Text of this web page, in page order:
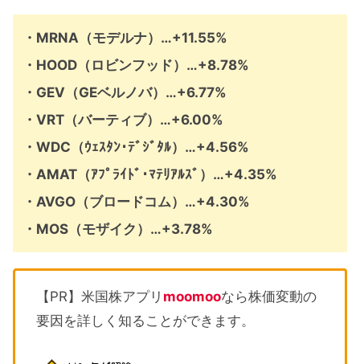
・MRNA（モデルナ）…+11.55%
・HOOD（ロビンフッド）…+8.78%
・GEV（GEベルノバ）…+6.77%
・VRT（バーティブ）…+6.00%
・WDC（ｳｪｽﾀﾝ･ﾃﾞｼﾞﾀﾙ）…+4.56%
・AMAT（ｱﾌﾟﾗｲﾄﾞ･ﾏﾃﾘｱﾙｽﾞ）…+4.35%
・AVGO（ブロードコム）…+4.30%
・MOS（モザイク）…+3.78%
【PR】米国株アプリ moomooなら株価変動の
要因を詳しく知ることができます。